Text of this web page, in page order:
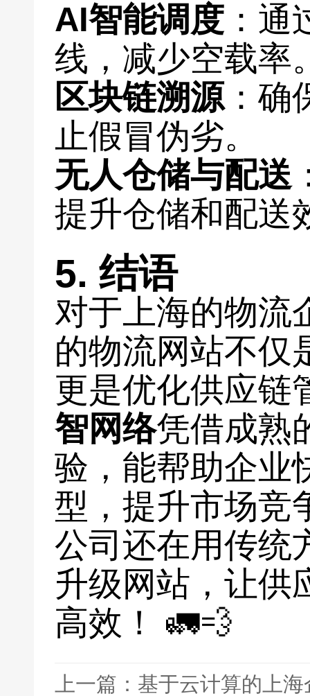
AI智能调度 ：
线，减少空载率
区块链溯源：确
止假冒伪劣。
无人仓储与配送
提升仓储和配送
5. 结语
对于上海的物流
的物流网站不仅
更是优化供应链
智网络凭借成熟
验，能帮助企业
型，提升市场竞
公司还在用传统
升级网站，让供
高效！ 🚛💨
上一篇：基于云计算的上